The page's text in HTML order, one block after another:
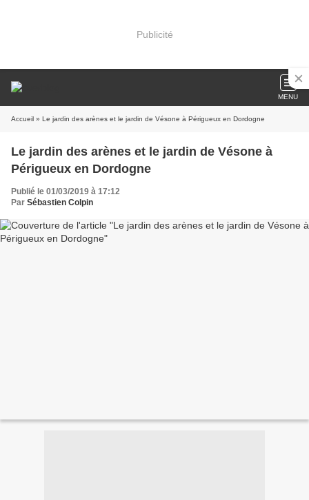
Publicité
MENU
Accueil » Le jardin des arènes et le jardin de Vésone à Périgueux en Dordogne
Le jardin des arènes et le jardin de Vésone à
Périgueux en Dordogne
Publié le 01/03/2019 à 17:12
Par Sébastien Colpin